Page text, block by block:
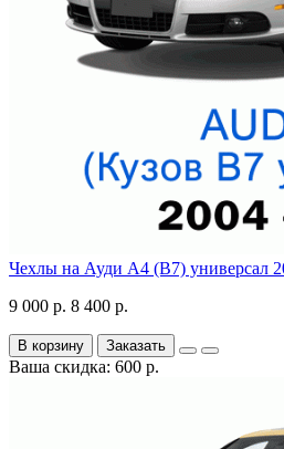
Чехлы на Ауди А4 (В7) универсал
9 000 р. 8 400 р.
В корзину Заказать
Ваша скидка: 600 р.